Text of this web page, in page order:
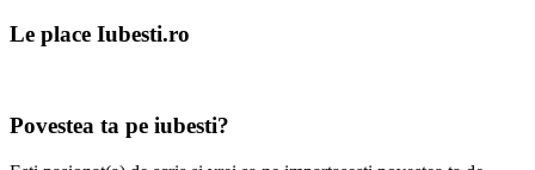
Le place Iubesti.ro
Povestea ta pe iubesti?